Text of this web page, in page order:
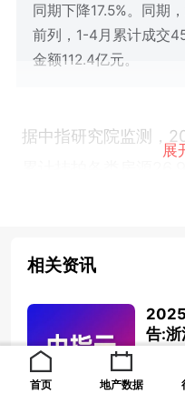
同期下降17.5%。同期
前列，1-4月累计成交
金额112.4亿元。
据中指研究院监测，
仓率19.2%，总成交
全国前列，1-4月累计
重点监测省市：浙江
展
相关资讯
告:浙
仓
首页 地产数据